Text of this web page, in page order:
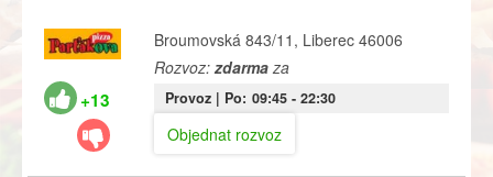
+13
Broumovská 843/11, Liberec 46006
Rozvoz:zdarmaza
Provoz | Po: 09:45- 22:30
Objednat rozvoz